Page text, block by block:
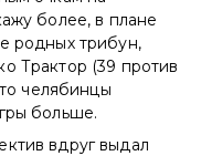
более, в плане
родных трибун,
Трактор (39 против
челябинцы
больше.
вдруг выдал